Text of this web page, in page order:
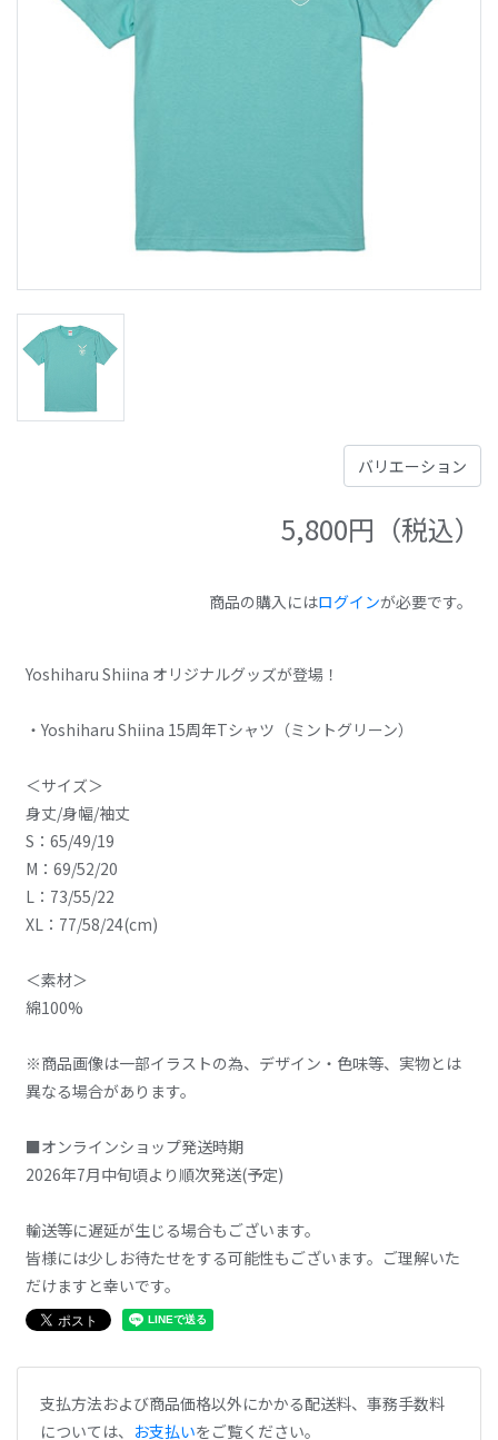
5,800円（税込）
商品の購入にはログインが必要です。
Yoshiharu Shiina オリジナルグッズが登場！
・Yoshiharu Shiina 15周年Tシャツ（ミントグリーン）
＜サイズ＞
身丈/身幅/袖丈
S：65/49/19
M：69/52/20
L：73/55/22
XL：77/58/24(cm)
＜素材＞
綿100%
※商品画像は一部イラストの為、デザイン・色味等、実物とは
異なる場合があります。
■オンラインショップ発送時期
2026年7月中旬頃より順次発送(予定)
輸送等に遅延が生じる場合もございます。
皆様には少しお待たせをする可能性もございます。ご理解いた
だけますと幸いです。
支払方法および商品価格以外にかかる配送料、事務手数料
については、 お支払いをご覧ください。